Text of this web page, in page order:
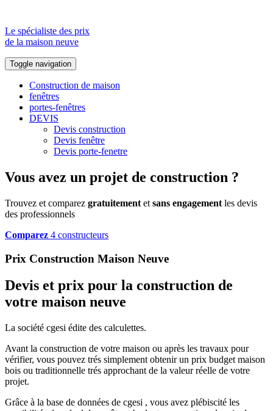
Le spécialiste des prix
de la maison neuve
Toggle navigation
Construction de maison
fenêtres
portes-fenêtres
DEVIS
Devis construction
Devis fenêtre
Devis porte-fenetre
Vous avez un projet de construction ?
Trouvez et comparez gratuitement et sans engagement les devis
des professionnels
Comparez 4 constructeurs
Prix Construction Maison Neuve
Devis et prix pour la construction de
votre maison neuve
La société cgesi édite des calculettes.
Avant la construction de votre maison ou après les travaux pour
vérifier, vous pouvez trés simplement obtenir un prix budget maison
bois ou traditionnelle trés approchant de la valeur réelle de votre
projet.
Grâce à la base de données de cgesi , vous avez plébiscité les